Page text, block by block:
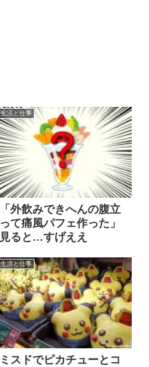
生活と仕事
「外飲みできへんの腹立
って痛風パフェ作った」
見ると…すげええ
生活と仕事
ミスドでピカチューとコ